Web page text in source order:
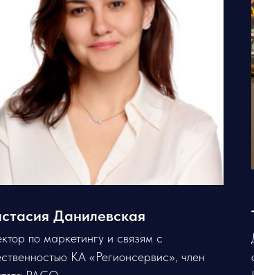
Данилевская
по маркетингу и связям с
КА «Регионсервис», член